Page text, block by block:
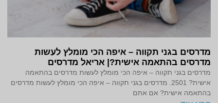
מדרסים בגני תקווה – איפה הכי מומלץ לעשות
מדרסים בהתאמה אישית?| אריאל מדרסים
מדרסים בגני תקווה – איפה הכי מומלץ לעשות מדרסים בהתאמה
אישית? 2501. מדרסים בגני תקווה – איפה הכי מומלץ לעשות מדרסים
בהתאמה אישית? אם אתם